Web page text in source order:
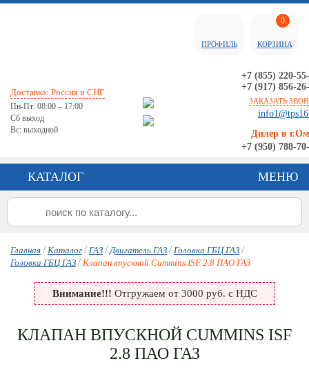
Доставка: Россия и СНГ
Пн-Пт: 08:00 – 17:00
Сб выход
Вс: выходной
+7 (855) 220-
+7 (917) 856-
ЗАКАЗАТЬ
Дилер в
+7 (950) 788-
ПРОФИЛЬ
0
КОРЗИНА
КАТАЛОГ МЕНЮ
Главная / Каталог / ГАЗ / Двигатель ГАЗ / Головка ГБЦ ГАЗ /
Головка ГБЦ ГАЗ / Клапан впускной Cummins ISF 2.8 ПАО ГАЗ
Внимание!!! Отгружаем от 3000 руб. с НДС
КЛАПАН ВПУСКНОЙ CUMMINS ISF
2.8 ПАО ГАЗ